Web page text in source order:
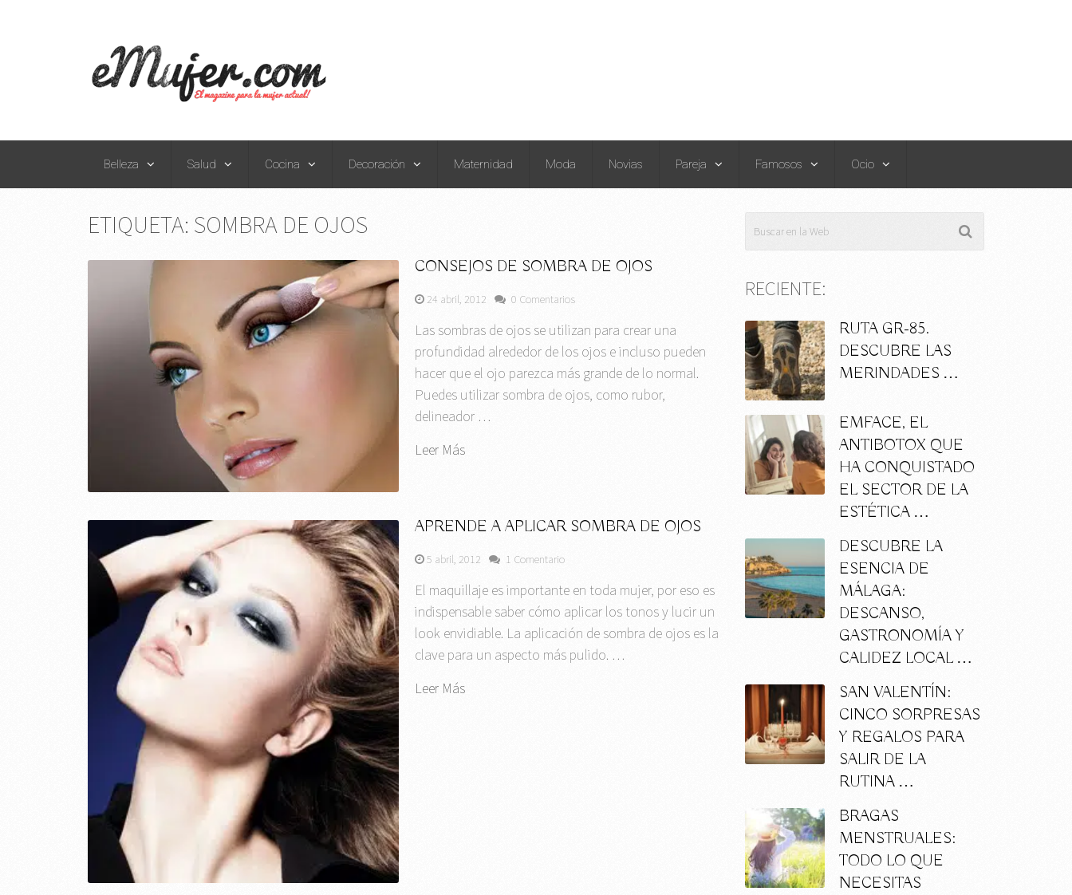
Belleza Salud Cocina Decoración Maternidad Moda Novias Pareja Famosos Ocio
ETIQUETA: SOMBRA DE OJOS
CONSEJOS DE SOMBRA DE OJOS
24 abril, 2012 0 Comentarios
Las sombras de ojos se utilizan para crear una
profundidad alrededor de los ojos e incluso pueden
hacer que el ojo parezca más grande de lo normal.
Puedes utilizar sombra de ojos, como rubor,
delineador …
Leer Más
APRENDE A APLICAR SOMBRA DE OJOS
5 abril, 2012 1 Comentario
El maquillaje es importante en toda mujer, por eso es
indispensable saber cómo aplicar los tonos y lucir un
look envidiable. La aplicación de sombra de ojos es la
clave para un aspecto más pulido. …
Leer Más
RECIENTE:
RUTA GR-85.
DESCUBRE LAS
MERINDADES …
EMFACE, EL
ANTIBOTOX QUE
HA CONQUISTADO
EL SECTOR DE LA
ESTÉTICA …
DESCUBRE LA
ESENCIA DE
MÁLAGA:
DESCANSO,
GASTRONOMÍA Y
CALIDEZ LOCAL …
SAN VALENTÍN:
CINCO SORPRESAS
Y REGALOS PARA
SALIR DE LA
RUTINA …
BRAGAS
MENSTRUALES:
TODO LO QUE
NECESITAS